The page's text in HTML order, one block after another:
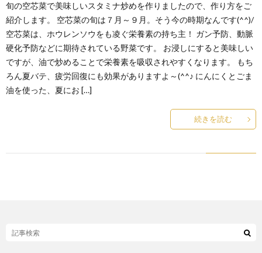
旬の空芯菜で美味しいスタミナ炒めを作りましたので、作り方をご
紹介します。 空芯菜の旬は７月～９月。そう今の時期なんです(^^)/
空芯菜は、ホウレンソウをも凌ぐ栄養素の持ち主！ ガン予防、動脈
硬化予防などに期待されている野菜です。 お浸しにすると美味しい
ですが、油で炒めることで栄養素を吸収されやすくなります。 もち
ろん夏バテ、疲労回復にも効果がありますよ～(^^♪ にんにくとごま
油を使った、夏にお […]
続きを読む